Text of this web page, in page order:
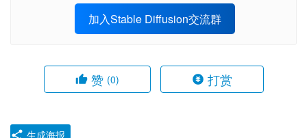
加入Stable Diffusion交流群
赞 (0) 打赏
生成海报